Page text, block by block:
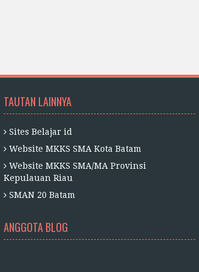
TAUTAN LAINNYA
Sites Belajar id
Website MKKS SMA Kota Batam
Website MKKS SMA/MA Provinsi
Kepulauan Riau
SMAN 20 Batam
ANGGOTA BLOG